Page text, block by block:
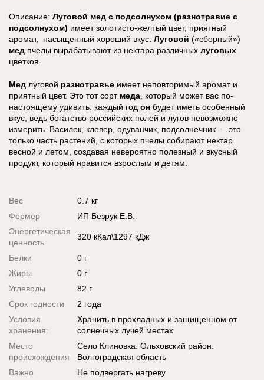
Описание: Луговой мед с подсолнухом (разнотравие с
подсолнухом) имеет золотисто-желтый цвет, приятный
аромат, насыщенный хороший вкус. Луговой («сборный»)
мед пчелы вырабатывают из нектара различных луговых
цветков.
Мед луговой разнотравье имеет неповторимый аромат и
приятный цвет. Это тот сорт меда , который может вас по-
настоящему удивить: каждый год он будет иметь особенный
вкус, ведь богатство российских полей и лугов невозможно
измерить. Василек, клевер, одуванчик, подсолнечник — это
только часть растений, с которых пчелы собирают нектар
весной и летом, создавая невероятно полезный и вкусный
продукт, который нравится взрослым и детям.
Вес
0.7 кг
Фермер
ИП Безрук Е.В.
Энергетическая
ценность
320 кКал\1297 кДж
Белки
0 г
Жиры
0 г
Углеводы
82 г
Срок годности
2 года
Условия
хранения:
Хранить в прохладных и защищенном от
солнечных лучей местах
Место
происхождения
Село Клиновка. Ольховский район.
Волгоградская область
Важно
Не подвергать нагреву